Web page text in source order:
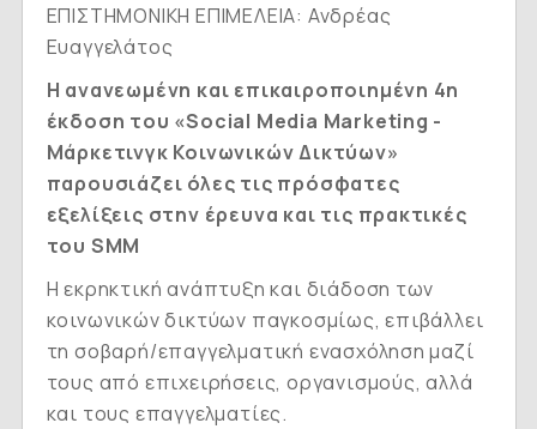
ΕΠΙΣΤΗΜΟΝΙΚΗ ΕΠΙΜΕΛΕΙΑ: Ανδρέας
Ευαγγελάτος
H ανανεωμένη και επικαιροποιημένη 4η
έκδοση του «Social Media Marketing -
Μάρκετινγκ Κοινωνικών Δικτύων»
παρουσιάζει όλες τις πρόσφατες
εξελίξεις στην έρευνα και τις πρακτικές
του SMM
Η εκρηκτική ανάπτυξη και διάδοση των
κοινωνικών δικτύων παγκοσμίως, επιβάλλει
τη σοβαρή/επαγγελματική ενασχόληση μαζί
τους από επιχειρήσεις, οργανισμούς, αλλά
και τους επαγγελματίες.